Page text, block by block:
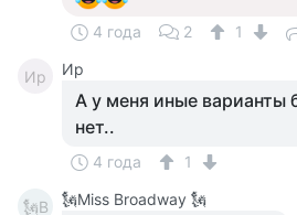
4 года 2 1
Ир Ир
А у меня иные варианты
нет..
4 года 1
🗽B 🗽Miss Broadway 🗽